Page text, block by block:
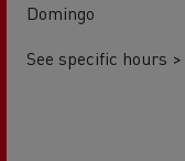
Domingo
See specific hours >